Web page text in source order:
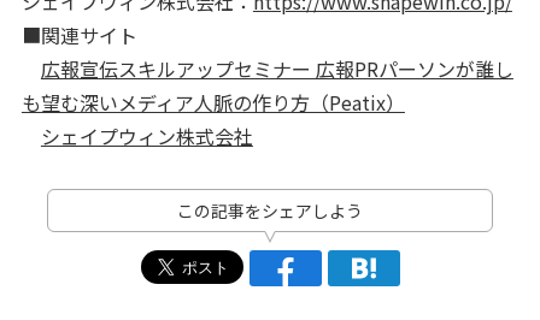
■関連サイト
広報宣伝スキルアップセミナー 広報PRパーソンが誰し
も望む深いメディア人脈の作り方（Peatix）
シェイプウィン株式会社
この記事をシェアしよう